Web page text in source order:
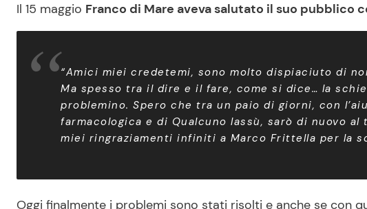
Il 15 maggio Franco di Mare aveva salutato il suo pubblico
“Amici miei credetemi, sono molto dispiaciuto di
Ma spesso tra il dire e il fare, come si dice… la
problemino. Spero che tra un paio di giorni, con
farmacologica e di Qualcuno lassù, sarò di nuovo
miei ringraziamenti infiniti a Marco Frittella per la
Oggi finalmente i problemi sono stati risolti e anche se con